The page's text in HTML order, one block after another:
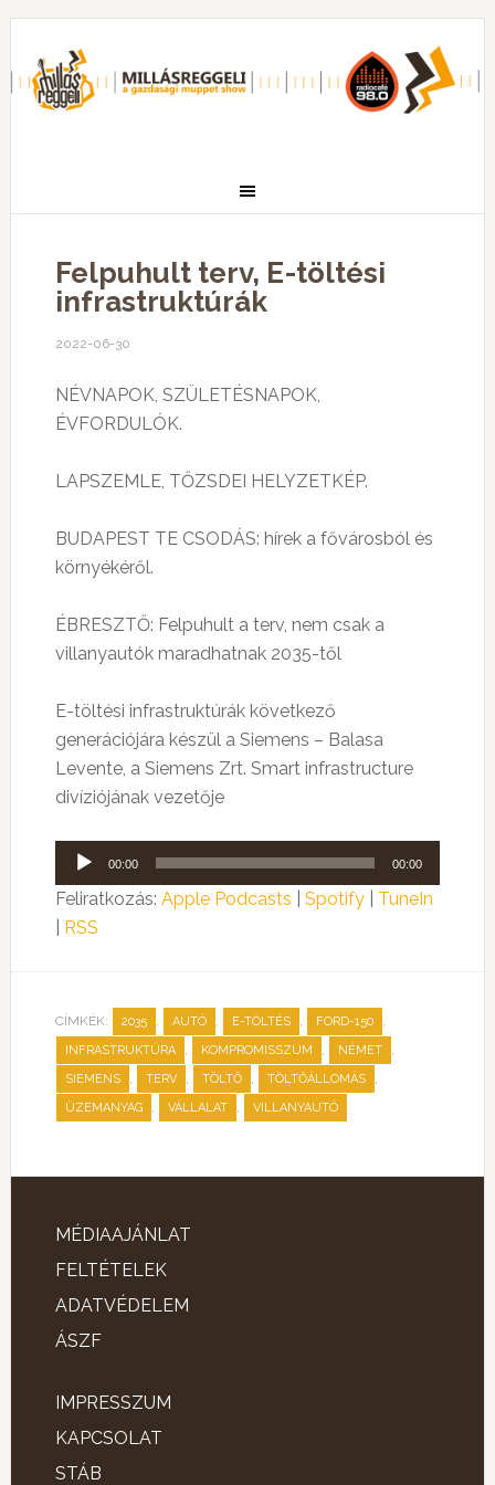
Felpuhult terv, E-töltési
infrastruktúrák
2022-06-30
NÉVNAPOK, SZÜLETÉSNAPOK,
ÉVFORDULÓK.
LAPSZEMLE, TŐZSDEI HELYZETKÉP.
BUDAPEST TE CSODÁS: hírek a fővárosból és
környékéről.
ÉBRESZTŐ: Felpuhult a terv, nem csak a
villanyautók maradhatnak 2035-től
E-töltési infrastruktúrák következő
generációjára készül a Siemens – Balasa
Levente, a Siemens Zrt. Smart infrastructure
divíziójának vezetője
Audió
lejátszó
00:00 00:00
Feliratkozás: Apple Podcasts Spotify| TuneIn
RSS
CÍMKÉK: 2035 , AUTÓ , E-TÖLTÉS , FORD-150 ,
INFRASTRUKTÚRA , KOMPROMISSZUM , NÉMET ,
SIEMENS , TERV , TÖLTŐ , TÖLTŐÁLLOMÁS ,
ÜZEMANYAG , VÁLLALAT , VILLANYAUTÓ
MÉDIAAJÁNLAT
FELTÉTELEK
ADATVÉDELEM
ÁSZF
IMPRESSZUM
KAPCSOLAT
STÁB